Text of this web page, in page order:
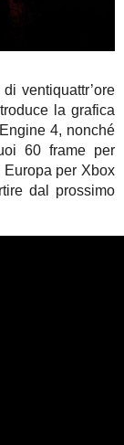
ventiquattr’ore
la grafica
4, nonché
60 frame per
per Xbox
dal prossimo